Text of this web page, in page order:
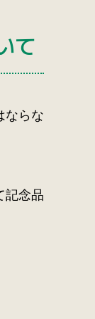
て
ならな
記念品